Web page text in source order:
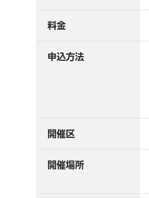
料金
申込方法
開催区
開催場所